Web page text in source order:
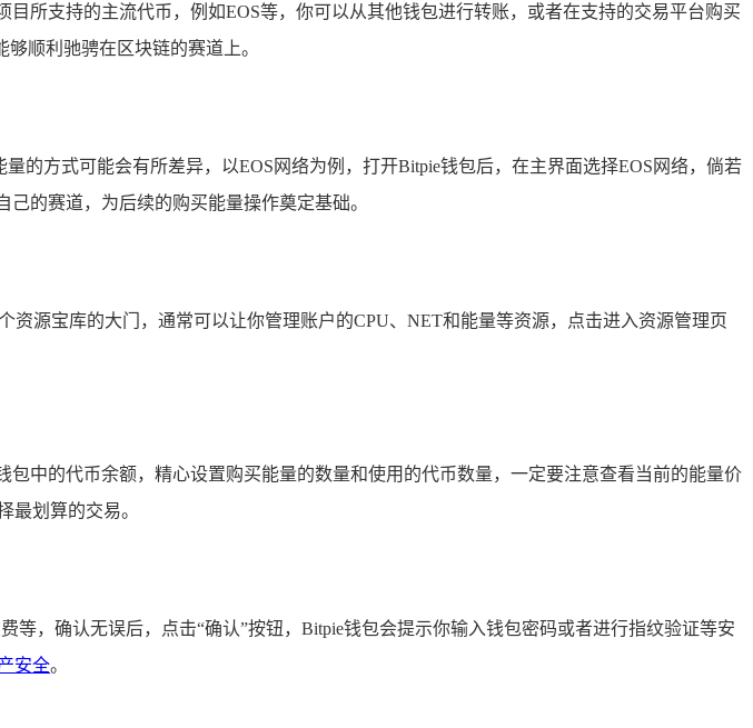
所支持的主流代币，例如EOS等，你可以从其他钱包进行转账，或者在支持的交易平台购买
顺利驰骋在区块链的赛道上。
的方式可能会有所差异，以EOS网络为例，打开Bitpie钱包后，在主界面选择EOS网络，倘若
的赛道，为后续的购买能量操作奠定基础。
源宝库的大门，通常可以让你管理账户的CPU、NET和能量等资源，点击进入资源管理页
中的代币余额，精心设置购买能量的数量和使用的代币数量，一定要注意查看当前的能量价
最划算的交易。
，确认无误后，点击“确认”按钮，Bitpie钱包会提示你输入钱包密码或者进行指纹验证等安
安全。